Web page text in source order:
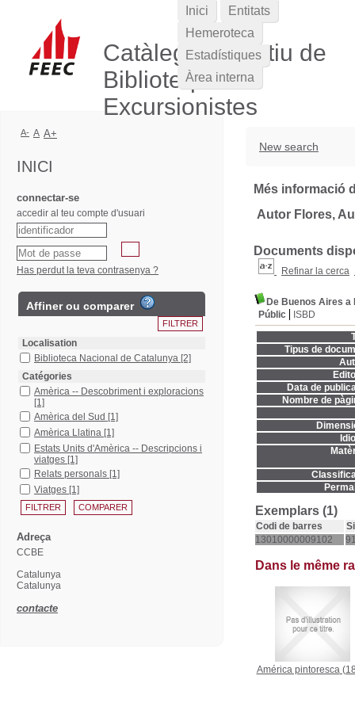
Catàleg Col·lectiu de
Biblioteques
Excursionistes
New search
Més informació
Autor Flores,
Documents
Refinar la cerca
De Buenos Aires a
Públic
ISBD
Tipus de
Data de
Nombre de
Exemplars (1)
Codi de barres
13010000009102
Dans le même
América pintoresca
Inici
Entitats
Hemeroteca
Estadístiques
Àrea interna
A- A A+
INICI
connectar-se
accedir al teu compte d'usuari
Has perdut la teva contrasenya ?
Affiner ou comparer
Localisation
Biblioteca Nacional de Catalunya [2]
Catégories
Amèrica -- Descobriment i exploracions
[1]
Amèrica del Sud [1]
Amèrica Llatina [1]
Estats Units d'Amèrica -- Descripcions i
viatges [1]
Relats personals [1]
Viatges [1]
Adreça
CCBE
Catalunya
Catalunya
contacte